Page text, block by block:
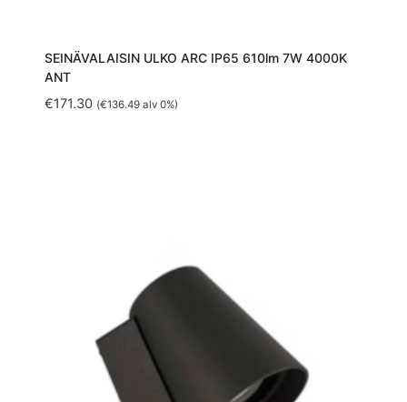
SEINÄVALAISIN ULKO ARC IP65 610lm 7W 4000K
ANT
€171.30 (€136.49alv 0%)